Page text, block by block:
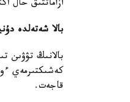
ازاماتتىق حال
بالا شەتەلدە
بالانىڭ تۋۋىن
كەشىكتىرمەي
قاجەت.